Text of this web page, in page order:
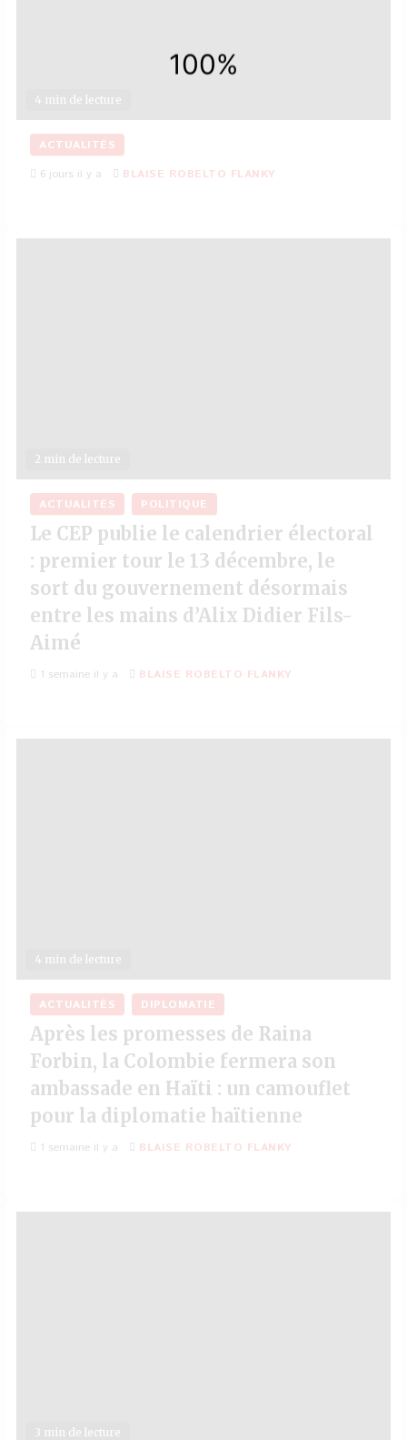
4 min de lecture
ACTUALITÉS
6 jours il y a
BLAISE ROBELTO FLANKY
2 min de lecture
ACTUALITÉS POLITIQUE
Le CEP publie le calendrier électoral
: premier tour le 13 décembre, le
sort du gouvernement désormais
entre les mains d’Alix Didier Fils-
Aimé
1 semaine il y a BLAISE ROBELTO FLANKY
4 min de lecture
ACTUALITÉS DIPLOMATIE
Après les promesses de Raina
Forbin, la Colombie fermera son
ambassade en Haïti : un camouflet
pour la diplomatie haïtienne
1 semaine il y a BLAISE ROBELTO FLANKY
3 min de lecture